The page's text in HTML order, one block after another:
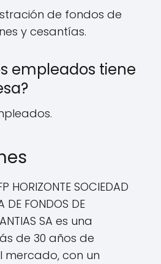
de fondos de
y cesantías.
empleados tiene
HORIZONTE SOCIEDAD
DE FONDOS DE
SA es una
de 30 años de
mercado, con un